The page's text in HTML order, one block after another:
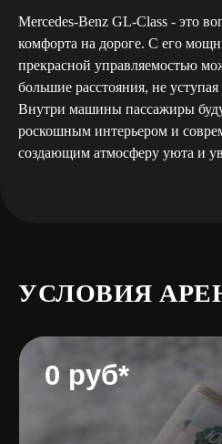
Mercedes-Benz GL-Class - это
комфорта на дороге. С его
прекрасной управляемостью
большие расстояния, не
Внутри машины пассажиры
роскошным интерьером и
создающим атмосферу уюта и
УСЛОВИЯ
Минимальный опыт
или паспорт
Водительское удостоверение